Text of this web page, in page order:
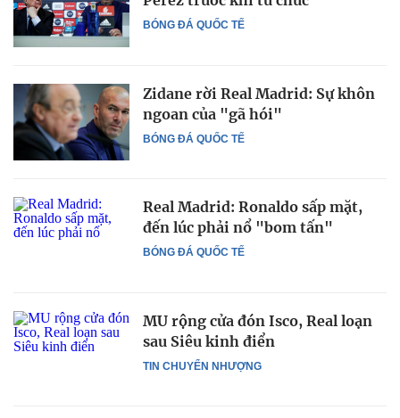
BÓNG ĐÁ QUỐC TẾ
BÓNG ĐÁ QUỐC TẾ
Zidane rời Real Madrid: Sự khôn
ngoan của "gã hói"
BÓNG ĐÁ QUỐC TẾ
Real Madrid: Ronaldo sấp mặt,
đến lúc phải nổ "bom tấn"
TIN CHUYỂN NHƯỢNG
MU rộng cửa đón Isco, Real loạn
sau Siêu kinh điển